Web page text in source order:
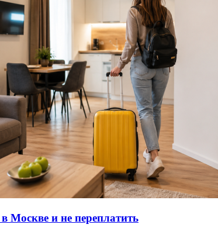
Москве и не переплатить